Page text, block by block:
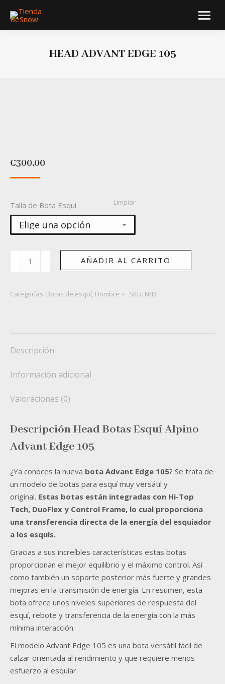
HEAD ADVANT EDGE 105
€300,00
Talla de Bota Esquí Limpiar
105
AÑADIR AL CARRITO
Categorías: Botas de esquí, Hombre SKU: N/D
Descripción
Información adicional
Valoraciones (0)
Descripción Head Botas Esquí Alpino
Advant Edge 105
¿Ya conoces la nueva bota Advant Edge 105? Se trata de
un modelo de botas para esquí muy versátil y
original. Estas botas están integradas con Hi-Top
Tech, DuoFlex y Control Frame, lo cual proporciona
una transferencia directa de la energía del esquiador
a los esquís.
Gracias a sus increíbles características estas botas
proporcionan el mejor equilibrio y el máximo control. Así
como también un soporte posterior más fuerte y grandes
mejoras en la transmisión de energía. En resumen, esta
bota ofrece unos niveles superiores de respuesta del
esquí, rebote y transferencia de la energía con la más
mínima interacción.
El modelo Advant Edge 105 es una bota versátil fácil de
calzar orientada al rendimiento y que requiere menos
esfuerzo al esquiar.